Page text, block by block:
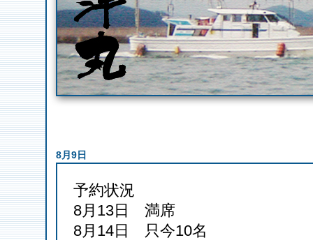
8月9日
予約状況
8月 13日 満席
8月 14日 只今10名